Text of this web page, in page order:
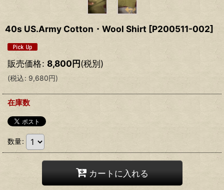
40s US.Army Cotton・Wool Shirt [P200511-002]
販売価格: 8,800円(税別)
(税込: 9,680円)
在庫数
数量:
カートに入れる